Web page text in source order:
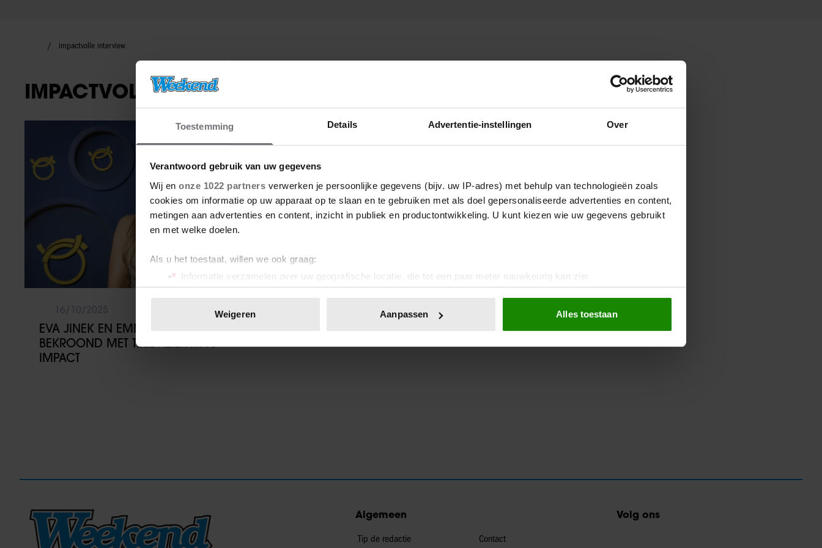
Toestemming Details Advertentie-instellingen Over
Verantwoord gebruik van uw gegevens
Wij en onze 1022 partners verwerken je persoonlijke gegevens (bijv. uw IP-adres) met behulp van technologieën zoals
cookies om informatie op uw apparaat op te slaan en te gebruiken met als doel gepersonaliseerde advertenties en content,
metingen aan advertenties en content, inzicht in publiek en productontwikkeling. U kunt kiezen wie uw gegevens gebruikt
en met welke doelen.
Als u het toestaat, willen we ook graag:
Informatie verzamelen over uw geografische locatie, die tot een paar meter nauwkeurig kan zijn
Uw apparaat identificeren door het actief te scannen op specifieke eigenschappen (fingerprinting)
toestemming op elk moment wijzigen of intrekken in de Cookieverklaring.
Weigeren Aanpassen Alles toestaan
impactvolle interview
IMPACTVOLLE INTERVIEW
EVA JINEK EN EMMA HEESTERS
BEKROOND MET TELEVIZIER-RING
IMPACT
Algemeen
Tip de redactie Contact
Volg ons